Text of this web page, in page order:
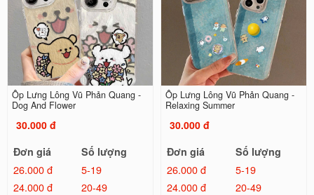
Ốp Lưng Lông Vũ Phản Quang -
Dog And Flower
30.000 đ
Đơn giá
Số lượng
26.000 đ
5-19
24.000 đ
20-49
Ốp Lưng Lông Vũ Phản Quang -
Relaxing Summer
30.000 đ
Đơn giá
Số lượng
26.000 đ
5-19
24.000 đ
20-49